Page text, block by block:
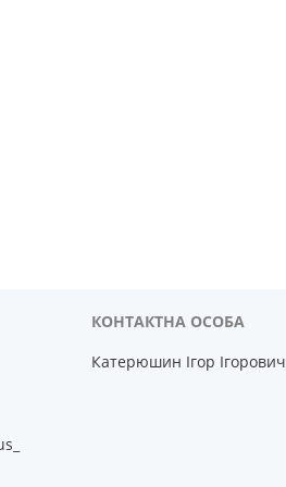
Катерюшин Ігор Ігорович